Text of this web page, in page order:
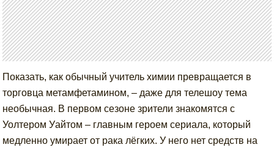
Показать, как обычный учитель химии превращается в
торговца метамфетамином, – даже для телешоу тема
необычная. В первом сезоне зрители знакомятся с
Уолтером Уайтом – главным героем сериала, который
медленно умирает от рака лёгких. У него нет средств на